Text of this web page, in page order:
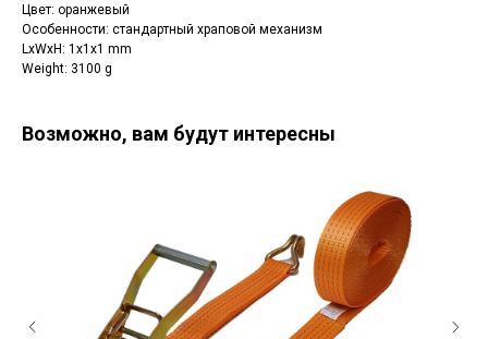
Цвет: оранжевый
Особенности: стандартный храповой механизм
LxWxH: 1x1x1 mm
Weight: 3100 g
Возможно, вам будут интересны